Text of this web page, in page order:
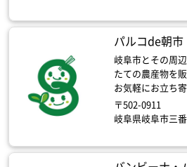
パルコde朝市
岐阜市とその周
たての農産物を
お気軽にお立ち寄
〒502-0911
岐阜県岐阜市三